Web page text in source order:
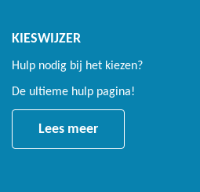
KIESWIJZER
Hulp nodig bij het kiezen?
De ultieme hulp pagina!
Lees meer